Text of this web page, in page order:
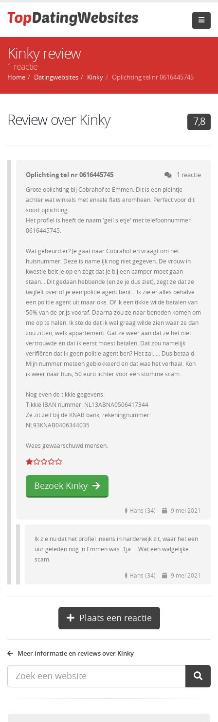
Kinky review
1 reactie
Home Datingwebsites Kinky Oplichting tel nr 0616445745
Review over Kinky 7,8
Oplichting tel nr 0616445745 1 reactie
Grote oplichting bij Cobrahof te Emmen. Dit is een pleintje
achter wat winkels met enkele flats eromheen. Perfect voor dit
soort oplichting.
Het profiel is heeft de naam 'geil sletje' met telefoonnummer
0616445745.
Wat gebeurd er? Je gaat naar Cobrahof en vraagt om het
huisnummer. Deze is namelijk nog niet gegeven. De vrouw in
kwestie belt je op en zegt dat je bij een camper moet gaan
staan... Dit gedaan hebbende (en ze je dus ziet), zegt ze dat ze
twijfelt over of je een politie agent bent... Ik zie er alles behalve
een politie agent uit maar oke. Of ik een tikkie wilde betalen van
50% van de prijs vooraf. Daarna zou ze naar beneden komen om
me op te halen. Ik stelde dat ik wel graag wilde zien waar ze dan
zou zitten, welk appartement. Gaf ze weer aan dat ze het niet
vertrouwde en dat ik eerst moest betalen. Dat zou namelijk
verifiëren dat ik geen politie agent ben? Het zal..... Dus betaald.
Mijn nummer meteen geblokkeerd en dat was het verhaal. Kon
ik weer naar huis, 50 euro lichter voor een stomme scam.
Nog even de tikkie gegevens:
Tikkie IBAN nummer: NL13ABNA0506417344
Ze zit zelf bij de KNAB bank, rekeningnummer:
NL93KNAB0406344035
Wees gewaarschuwd mensen.
Bezoek Kinky
Hans (34) 9 mei 2021
Ik zie nu dat het profiel ineens in harderwijk zit, waar het een
uur geleden nog in Emmen was. Tja.... Wat een walgelijke
scam.
Hans (34) 9 mei 2021
Plaats een reactie
Meer informatie en reviews over Kinky